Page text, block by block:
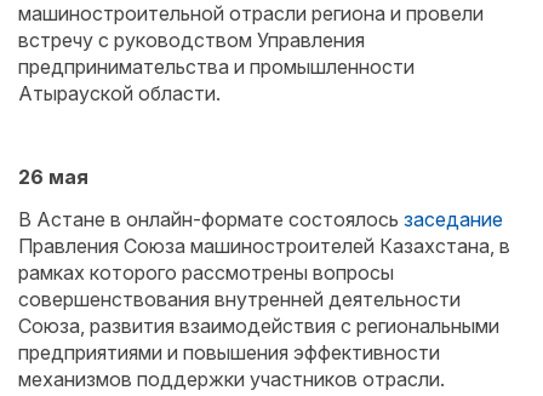
машиностроительной отрасли региона и провели
встречу с руководством Управления
предпринимательства и промышленности
Атырауской области.
26 мая
В Астане в онлайн-формате состоялось заседание
Правления Союза машиностроителей Казахстана, в
рамках которого рассмотрены вопросы
совершенствования внутренней деятельности
Союза, развития взаимодействия с региональными
предприятиями и повышения эффективности
механизмов поддержки участников отрасли.